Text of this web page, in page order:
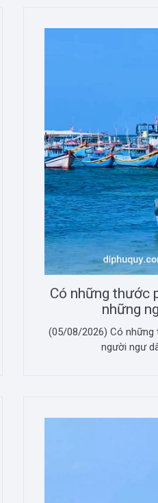
Có những thước
những
(05/08/2026) Có những
người ngư